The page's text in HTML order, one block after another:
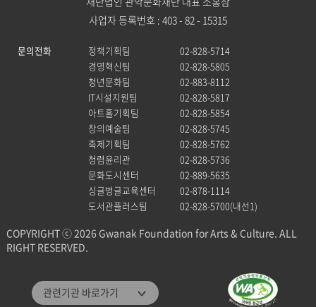
관련기관 바로가기
관악문화재단
사업자 등록번호 : 403 - 82 - 15315
문의전화 정책기획팀
02-828-5714
경영혁신팀
02-828-5805
청년문화팀
02-883-8112
IT시설지원팀
02-828-5817
아트홀기획팀
02-828-5854
창의예술팀
02-828-5745
축제기획팀
02-828-5762
청렴윤리관
02-828-5736
문화도시센터
02-889-5635
싱글벙글교육센터
02-878-1114
도서관플러스팀
02-828-5700(내선1)
COPYRIGHT ⓒ 2026 Gwanak Foundation for Arts & Culture. ALL
RIGHT RESERVED.